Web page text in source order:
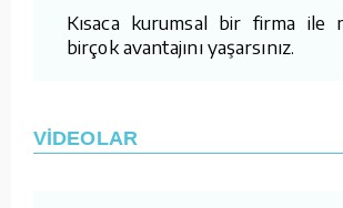
Kısaca kurumsal bir firma ile
birçok avantajını yaşarsınız.
VİDEOLAR